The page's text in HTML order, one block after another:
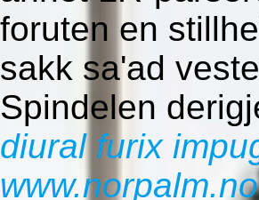
foruten en
sakk sa'ad
Spindelen
diural furix
www.norpalm.no